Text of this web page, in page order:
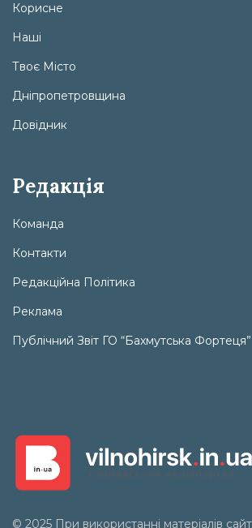
Корисне
Наші
Твоє Місто
Дніпропетровщина
Довідник
Редакція
Команда
Контакти
Редакційна Політика
Реклама
Публічний Звіт ГО “Бахмутська
© 2025 При використанні матеріалів